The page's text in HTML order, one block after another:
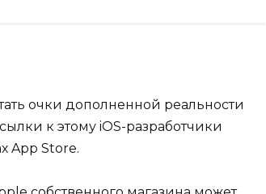
очки дополненной реальности
к этому iOS-разработчики
App Store.